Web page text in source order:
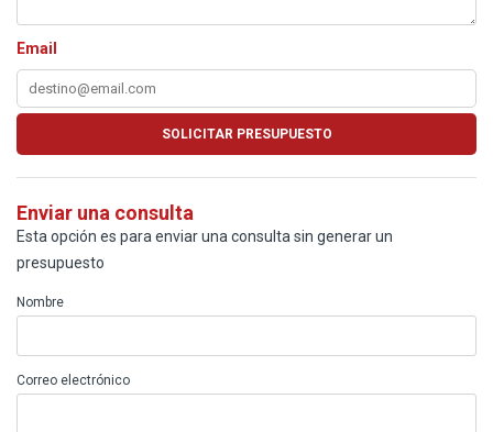
Email
Enviar una consulta
Esta opción es para enviar una consulta sin generar un
presupuesto
Nombre
Correo electrónico